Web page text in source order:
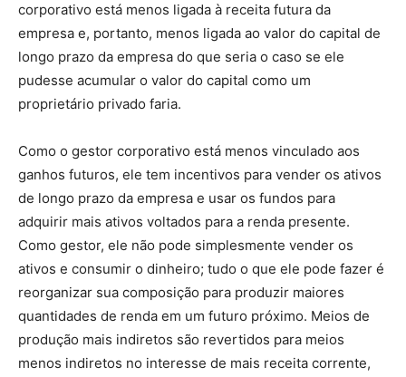
corporativo está menos ligada à receita futura da
empresa e, portanto, menos ligada ao valor do capital de
longo prazo da empresa do que seria o caso se ele
pudesse acumular o valor do capital como um
proprietário privado faria.
Como o gestor corporativo está menos vinculado aos
ganhos futuros, ele tem incentivos para vender os ativos
de longo prazo da empresa e usar os fundos para
adquirir mais ativos voltados para a renda presente.
Como gestor, ele não pode simplesmente vender os
ativos e consumir o dinheiro; tudo o que ele pode fazer é
reorganizar sua composição para produzir maiores
quantidades de renda em um futuro próximo. Meios de
produção mais indiretos são revertidos para meios
menos indiretos no interesse de mais receita corrente,